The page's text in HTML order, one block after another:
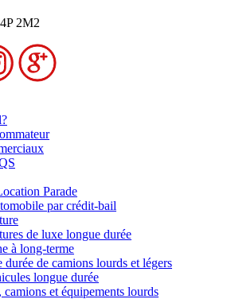
2M2
Parade
par crédit-bail
de luxe longue durée
à long-terme
de camions lourds et légers
longue durée
camions et équipements lourds